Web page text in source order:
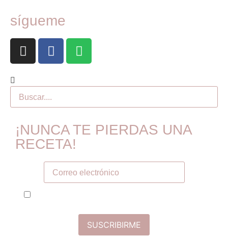
sígueme
¡NUNCA TE PIERDAS UNA
RECETA!
Tú correo electronico